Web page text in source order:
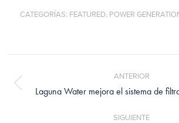
CATEGORÍAS: FEATURED, POWER
publicaciones
ANTERIOR
Publicación
Laguna Water mejora el sistema de
SIGUIENTE